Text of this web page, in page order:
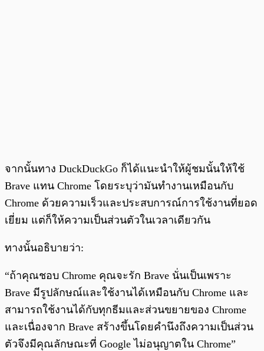
จากนั้นทาง DuckDuckGo ก็ได้แนะนำให้ผู้ชมนั้นให้ใช้
Brave แทน Chrome โดยระบุว่ามันทำงานเหมือนกับ
Chrome ด้วยความเร็วและประสบการณ์การใช้งานที่ยอด
เยี่ยม แต่ก็ให้ความเป็นส่วนตัวในเวลาเดียวกัน
ทางนั้นอธิบายว่า:
“ถ้าคุณชอบ Chrome คุณจะรัก Brave นั่นเป็นเพราะ
Brave มีรูปลักษณ์และใช้งานได้เหมือนกับ Chrome และ
สามารถใช้งานได้กับทุกธีมและส่วนขยายของ Chrome
และเนื่องจาก Brave สร้างขึ้นโดยคำนึงถึงความเป็นส่วน
ตัวจึงมีคุณลักษณะที่ Google ไม่อนุญาตใน Chrome”